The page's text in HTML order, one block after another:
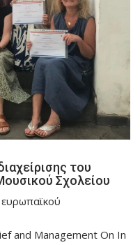
του
Σχολείου
and Management On In